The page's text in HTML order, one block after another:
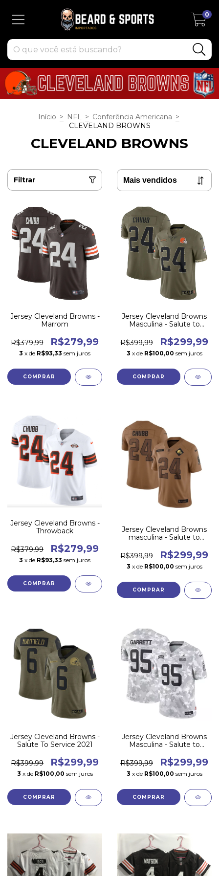
0
Início > NFL > Conferência Americana >
CLEVELAND BROWNS
CLEVELAND BROWNS
Filtrar
Jersey Cleveland Browns -
Marrom
R$379,99 R$279,99
3 x de R$93,33 sem juros
COMPRAR
Jersey Cleveland Browns
Masculina - Salute to
R$399,99
R$299,99
3 x de R$100,00 sem juros
COMPRAR
Jersey Cleveland Browns -
Throwback
R$379,99 R$279,99
3 x de R$93,33 sem juros
COMPRAR
Jersey Cleveland Browns
masculina - Salute to
R$399,99
R$299,99
3 x de R$100,00 sem juros
COMPRAR
Jersey Cleveland Browns -
Salute To Service 2021
R$399,99 R$299,99
3 x de R$100,00 sem juros
COMPRAR
Jersey Cleveland Browns
Masculina - Salute to
R$399,99
R$299,99
3 x de R$100,00 sem juros
COMPRAR